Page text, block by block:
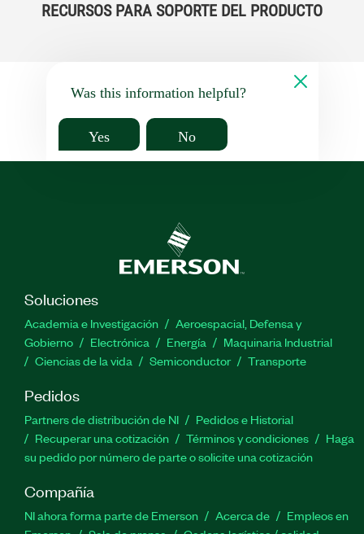
RECURSOS PARA SOPORTE DEL PRODUCTO
Was this information helpful?
Yes No
Soluciones
Academia e Investigación
Aeroespacial, Defensa y
Gobierno
Electrónica Energía
Maquinaria Industrial
Ciencias de la vida
Semiconductor Transporte
Pedidos
Partners de distribución de NI
Pedidos e Historial
Recuperar una cotización
Términos y condiciones
Haga
su pedido por número de parte o solicite una cotización
Compañía
NI ahora forma parte de Emerson Acerca de
Empleos en